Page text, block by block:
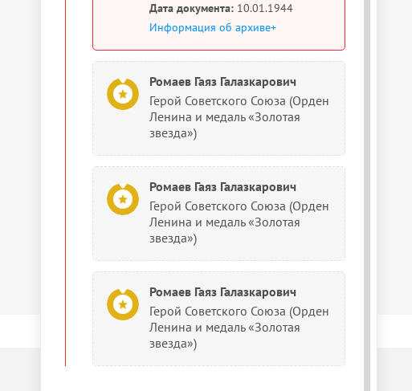
Дата документа: 10.01.1944
Информация об архиве+
Ромаев Гаяз Галазкарович
Герой Советского Союза (Орден
Ленина и медаль «Золотая
звезда»)
Ромаев Гаяз Галазкарович
Герой Советского Союза (Орден
Ленина и медаль «Золотая
звезда»)
Ромаев Гаяз Галазкарович
Герой Советского Союза (Орден
Ленина и медаль «Золотая
звезда»)